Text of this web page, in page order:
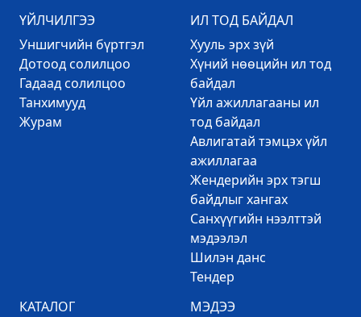
ҮЙЛЧИЛГЭЭ
Уншигчийн бүртгэл
Дотоод солилцоо
Гадаад солилцоо
Танхимууд
Журам
ИЛ ТОД БАЙДАЛ
Хууль эрх зүй
Хүний нөөцийн ил тод
байдал
Үйл ажиллагааны ил
тод байдал
Авлигатай тэмцэх үйл
ажиллагаа
Жендерийн эрх тэгш
байдлыг хангах
Санхүүгийн нээлттэй
мэдээлэл
Шилэн данс
Тендер
КАТАЛОГ
МЭДЭЭ